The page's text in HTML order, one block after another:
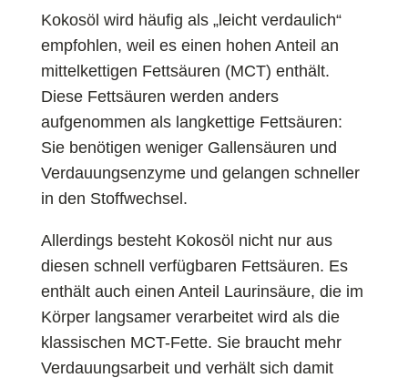
Kokosöl wird häufig als „leicht verdaulich“
empfohlen, weil es einen hohen Anteil an
mittelkettigen Fettsäuren (MCT) enthält.
Diese Fettsäuren werden anders
aufgenommen als langkettige Fettsäuren:
Sie benötigen weniger Gallensäuren und
Verdauungsenzyme und gelangen schneller
in den Stoffwechsel.
Allerdings besteht Kokosöl nicht nur aus
diesen schnell verfügbaren Fettsäuren. Es
enthält auch einen Anteil Laurinsäure, die im
Körper langsamer verarbeitet wird als die
klassischen MCT-Fette. Sie braucht mehr
Verdauungsarbeit und verhält sich damit